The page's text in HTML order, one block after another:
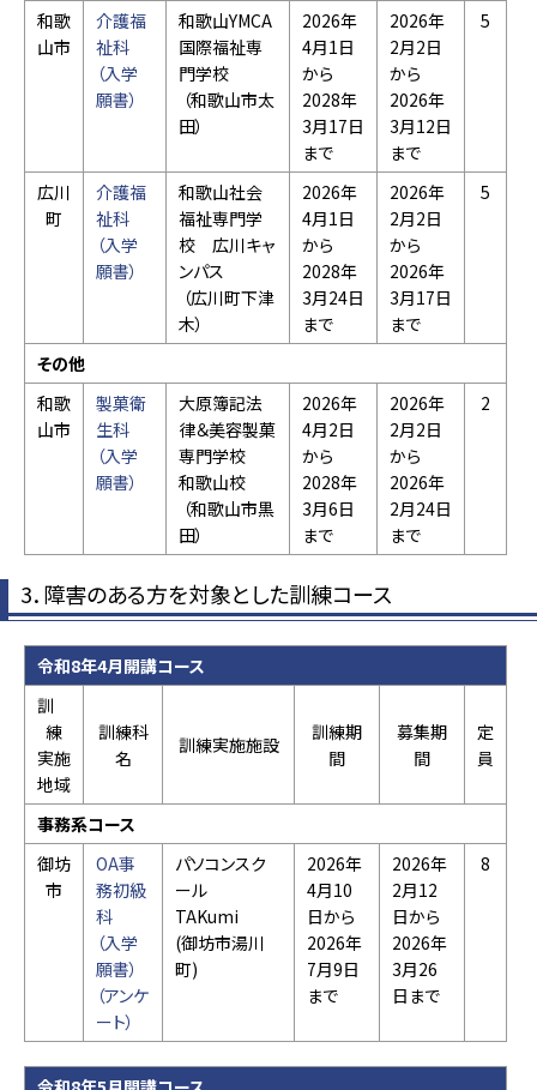
和歌
山市
介護福
祉科
（入学
願書）
和歌山YMCA
国際福祉専
門学校
（和歌山市太
田）
2026年
4月1日
から
2028年
3月17日
まで
2026年
2月2日
から
2026年
3月12日
まで
5
広川
町
介護福
祉科
（入学
願書）
和歌山社会
福祉専門学
校 広川キャ
ンパス
（広川町下津
木）
2026年
4月1日
から
2028年
3月24日
まで
2026年
2月2日
から
2026年
3月17日
まで
5
その他
和歌
山市
製菓衛
生科
（入学
願書）
大原簿記法
律＆美容製菓
専門学校
和歌山校
（和歌山市黒
田）
2026年
4月2日
から
2028年
3月6日
まで
2026年
2月2日
から
2026年
2月24日
まで
2
3．障害のある方を対象とした訓練コース
令和8年4月開講コース
訓
練
実施
地域
訓練科
名
訓練実施施設
訓練期
間
募集期
間
定
員
事務系コース
御坊
市
OA事
務初級
科
（入学
願書）
（アンケ
ート）
パソコンスク
ール
TAKumi
(御坊市湯川
町)
2026年
4月10
日から
2026年
7月9日
まで
2026年
2月12
日から
2026年
3月26
日まで
8